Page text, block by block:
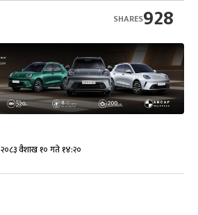
928
SHARES
२०८३ वैशाख १० गते १४:२०